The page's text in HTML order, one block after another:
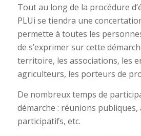
Tout au long de la procédure
PLUi se tiendra une
permette à toutes les
de s’exprimer sur cette
territoire, les associations, les
agriculteurs, les porteurs de
De nombreux temps de
démarche : réunions publiques,
participatifs, etc.